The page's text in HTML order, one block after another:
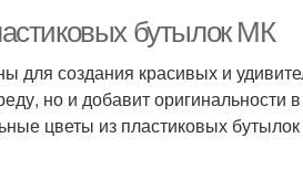
бутылок МК
для создания красивых и
но и добавит оригинальности
цветы из пластиковых